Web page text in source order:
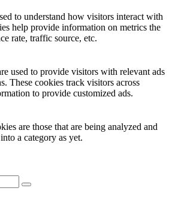
to understand how visitors interact with
help provide information on metrics the
rate, traffic source, etc.
used to provide visitors with relevant ads
These cookies track visitors across
to provide customized ads.
are those that are being analyzed and
a category as yet.